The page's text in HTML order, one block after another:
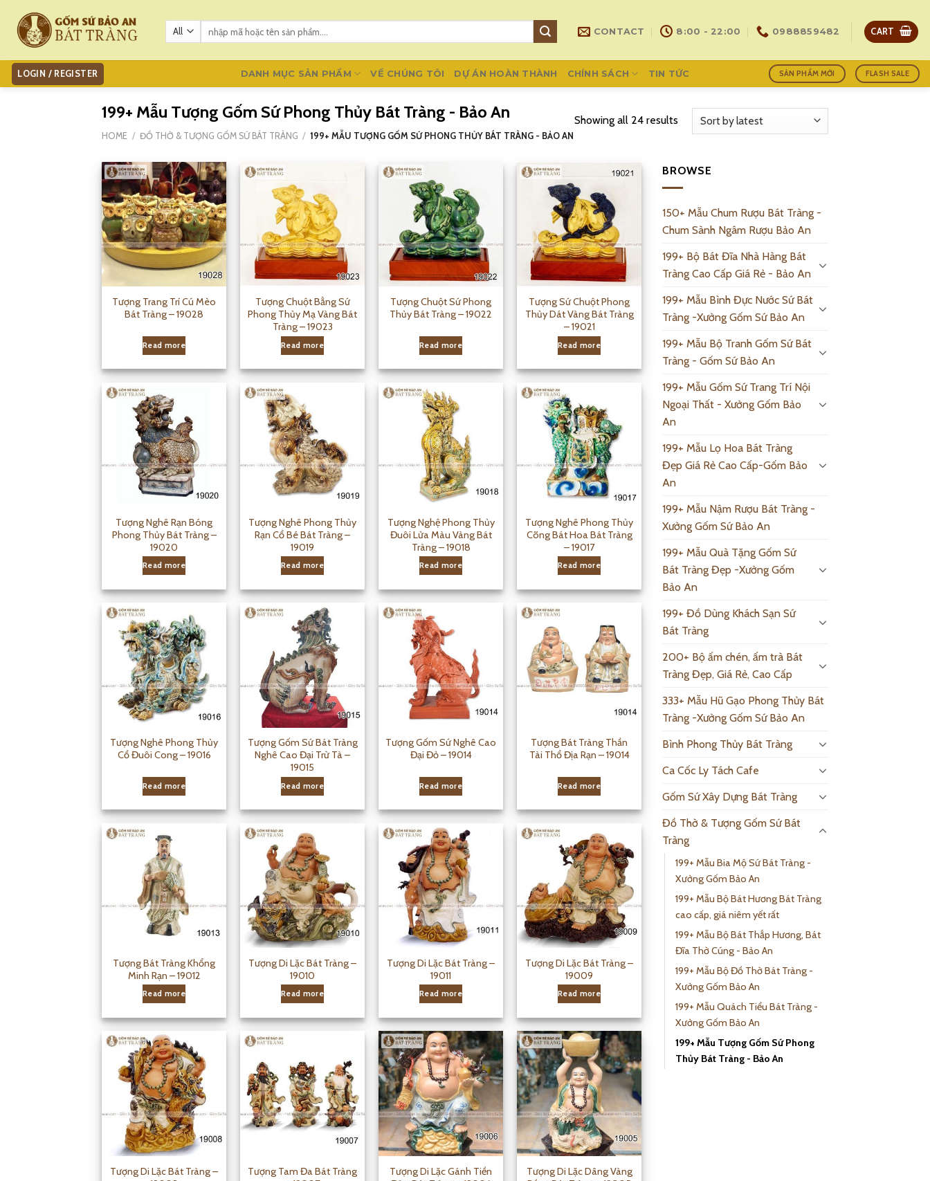
content
Search
CONTACT 8:00 - 22:00 0988859482 CART
LOGIN / REGISTER DANH MỤC SẢN PHẨM VỀ CHÚNG TÔI DỰ ÁN HOÀN THÀNH CHÍNH SÁCH TIN TỨC SẢN PHẨM MỚI FLASH SALE
199+ Mẫu Tượng Gốm Sứ Phong Thủy Bát Tràng - Bảo An
HOME / ĐỒ THỜ & TƯỢNG GỐM SỨ BÁT TRÀNG / 199+ MẪU TƯỢNG GỐM SỨ PHONG THỦY BÁT TRÀNG - BẢO AN
Showing all 24 results
Tượng Trang Trí Cú Mèo
Bát Tràng – 19028
Read more
Tượng Chuột Bằng Sứ
Phong Thủy Mạ Vàng Bát
Tràng – 19023
Read more
Tượng Chuột Sứ Phong
Thủy Bát Tràng – 19022
Read more
Tượng Sứ Chuột Phong
Thủy Dát Vàng Bát Tràng
– 19021
Read more
Tượng Nghê Rạn Bóng
Phong Thủy Bát Tràng –
19020
Read more
Tượng Nghê Phong Thủy
Rạn Cổ Bé Bát Tràng –
19019
Read more
Tượng Nghệ Phong Thủy
Đuôi Lửa Màu Vàng Bát
Tràng – 19018
Read more
Tượng Nghê Phong Thủy
Cõng Bát Hoa Bát Tràng
– 19017
Read more
Tượng Nghê Phong Thủy
Cổ Đuôi Cong – 19016
Read more
Tượng Gốm Sứ Bát Tràng
Nghê Cao Đại Trừ Tà –
19015
Read more
Tượng Gốm Sứ Nghê Cao
Đại Đỏ – 19014
Read more
Tượng Bát Tràng Thần
Tài Thổ Địa Rạn – 19014
Read more
Tượng Bát Tràng Khổng
Minh Rạn – 19012
Read more
Tượng Di Lặc Bát Tràng –
19010
Read more
Tượng Di Lặc Bát Tràng –
19011
Read more
Tượng Di Lặc Bát Tràng –
19009
Read more
Tượng Di Lặc Bát Tràng –
Tượng Tam Đa Bát Tràng
Tượng Di Lặc Gánh Tiền
Tượng Di Lặc Dâng Vàng
BROWSE
150+ Mẫu Chum Rượu Bát Tràng -
Chum Sành Ngâm Rượu Bảo An
199+ Bộ Bát Đĩa Nhà Hàng Bát
Tràng Cao Cấp Giá Rẻ - Bảo An
199+ Mẫu Bình Đực Nước Sứ Bát
Tràng -Xưởng Gốm Sứ Bảo An
199+ Mẫu Bộ Tranh Gốm Sứ Bát
Tràng - Gốm Sứ Bảo An
199+ Mẫu Gốm Sứ Trang Trí Nội
Ngoại Thất - Xưởng Gốm Bảo
An
199+ Mẫu Lọ Hoa Bát Tràng
Đẹp Giá Rẻ Cao Cấp-Gốm Bảo
An
199+ Mẫu Nậm Rượu Bát Tràng -
Xưởng Gốm Sứ Bảo An
199+ Mẫu Quà Tặng Gốm Sứ
Bát Tràng Đẹp -Xưởng Gốm
Bảo An
199+ Đồ Dùng Khách Sạn Sứ
Bát Tràng
200+ Bộ ấm chén, ấm trà Bát
Tràng Đẹp, Giá Rẻ, Cao Cấp
333+ Mẫu Hũ Gạo Phong Thủy Bát
Tràng -Xưởng Gốm Sứ Bảo An
Bình Phong Thủy Bát Tràng
Ca Cốc Ly Tách Cafe
Gốm Sứ Xây Dựng Bát Tràng
Đồ Thờ & Tượng Gốm Sứ Bát
Tràng
199+ Mẫu Bia Mộ Sứ Bát Tràng -
Xưởng Gốm Bảo An
199+ Mẫu Bộ Bát Hương Bát Tràng
cao cấp, giá niêm yết rất
199+ Mẫu Bộ Bát Thắp Hương, Bát
Đĩa Thờ Cúng - Bảo An
199+ Mẫu Bộ Đồ Thờ Bát Tràng -
Xưởng Gốm Bảo An
199+ Mẫu Quách Tiểu Bát Tràng -
Xưởng Gốm Bảo An
199+ Mẫu Tượng Gốm Sứ Phong
Thủy Bát Tràng - Bảo An